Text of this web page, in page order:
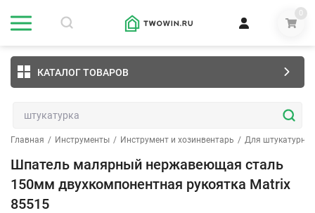
0
КАТАЛОГ ТОВАРОВ
Главная / Инструменты / Инструмент и хозинвентарь / Для
Шпатель малярный нержавеющая сталь
150мм двухкомпонентная рукоятка Matrix
85515